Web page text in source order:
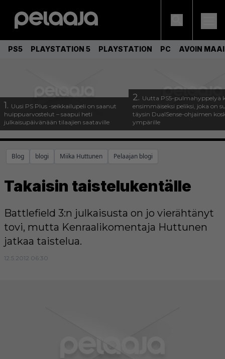
PS5 PLAYSTATION 5 PLAYSTATION PC AVOIN
1. Uusi PS Plus -seikkailupeli on saanut
huippuarvostelut – saapui heti
julkaisupäivänään tilaajien saataville
2. Uutta PS5-pulmahyppelyä
ensimmäiseksi peliksi, joka on
täysin DualSense-ohjaimen
ympärille
Blog blogi Miika Huttunen Pelaajan blogi
Takaisin taistelukentälle
Battlefield 3:n julkaisusta on jo vierähtänyt
tovi, mutta Kenraalikomentaja Huttunen
jatkaa taistelua.
12.5.2012 06:30